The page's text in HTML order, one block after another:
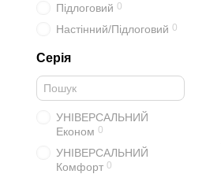
Підлоговий 0
Настінний/Підлоговий 0
Серія
УНІВЕРСАЛЬНИЙ
Економ 0
УНІВЕРСАЛЬНИЙ
Комфорт 0